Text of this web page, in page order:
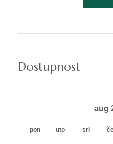
Dostupnost
aug
pon uto sri